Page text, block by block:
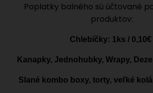
Poplatky balného sú účtované
produktov:
Chlebíčky: 1ks / 0,10€
Kanapky, Jednohubky, Wrapy,
Slané kombo boxy, torty, veľké